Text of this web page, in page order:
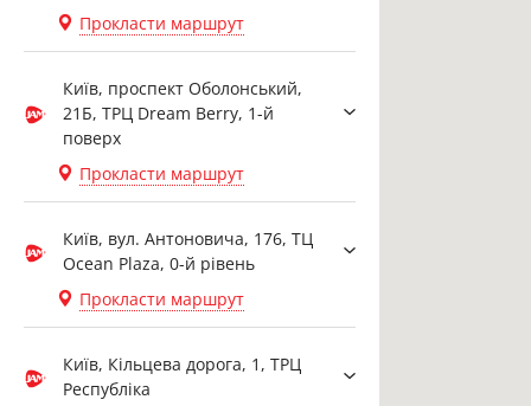
Прокласти маршрут
Київ, проспект Оболонський,
21Б, ТРЦ Dream Berry, 1-й
поверх
Прокласти маршрут
Київ, вул. Антоновича, 176, ТЦ
Ocean Plaza, 0-й рівень
Прокласти маршрут
Київ, Кільцева дорога, 1, ТРЦ
Республіка